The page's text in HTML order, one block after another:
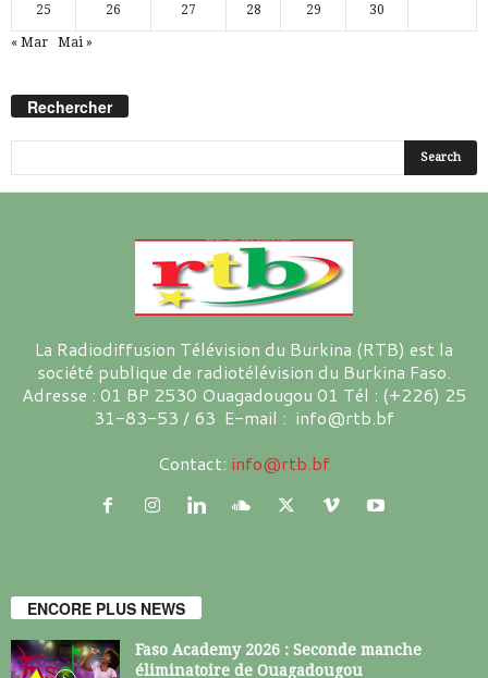
25 26 27 28 29 30
« Mar Mai »
Rechercher
La Radiodiffusion Télévision du Burkina (RTB) est la
société publique de radiotélévision du Burkina Faso.
Adresse : 01 BP 2530 Ouagadougou 01 Tél : (+226) 25
31-83-53 / 63 E-mail : info@rtb.bf
Contact: info@rtb.bf
ENCORE PLUS NEWS
Faso Academy 2026 : Seconde manche
éliminatoire de Ouagadougou